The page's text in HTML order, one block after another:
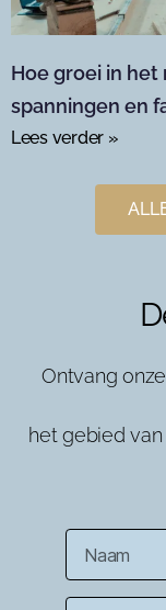
Hoe groei in
spanningen en
Lees verder »
Ontvang
het gebied